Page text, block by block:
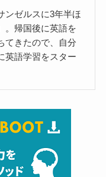
ンゼルスに3年半ほ
。帰国後に英語を
てきたので、自分
英語学習をスター